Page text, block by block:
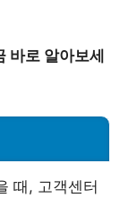
바로 알아보세
때, 고객센터